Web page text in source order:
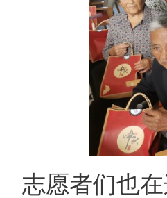
志愿者们也